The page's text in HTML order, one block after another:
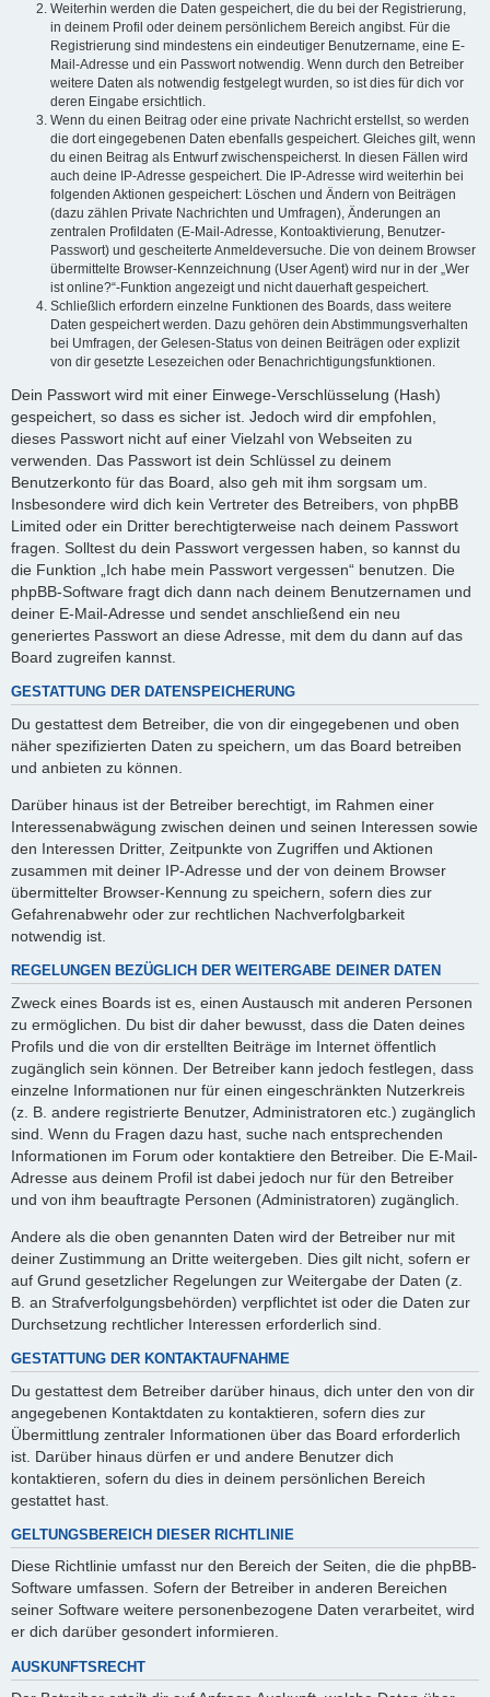
Weiterhin werden die Daten gespeichert, die du bei der Registrierung,
in deinem Profil oder deinem persönlichem Bereich angibst. Für die
Registrierung sind mindestens ein eindeutiger Benutzername, eine E-
Mail-Adresse und ein Passwort notwendig. Wenn durch den Betreiber
weitere Daten als notwendig festgelegt wurden, so ist dies für dich vor
deren Eingabe ersichtlich.
Wenn du einen Beitrag oder eine private Nachricht erstellst, so werden
die dort eingegebenen Daten ebenfalls gespeichert. Gleiches gilt, wenn
du einen Beitrag als Entwurf zwischenspeicherst. In diesen Fällen wird
auch deine IP-Adresse gespeichert. Die IP-Adresse wird weiterhin bei
folgenden Aktionen gespeichert: Löschen und Ändern von Beiträgen
(dazu zählen Private Nachrichten und Umfragen), Änderungen an
zentralen Profildaten (E-Mail-Adresse, Kontoaktivierung, Benutzer-
Passwort) und gescheiterte Anmeldeversuche. Die von deinem Browser
übermittelte Browser-Kennzeichnung (User Agent) wird nur in der „Wer
ist online?“-Funktion angezeigt und nicht dauerhaft gespeichert.
Schließlich erfordern einzelne Funktionen des Boards, dass weitere
Daten gespeichert werden. Dazu gehören dein Abstimmungsverhalten
bei Umfragen, der Gelesen-Status von deinen Beiträgen oder explizit
von dir gesetzte Lesezeichen oder Benachrichtigungsfunktionen.
Dein Passwort wird mit einer Einwege-Verschlüsselung (Hash)
gespeichert, so dass es sicher ist. Jedoch wird dir empfohlen,
dieses Passwort nicht auf einer Vielzahl von Webseiten zu
verwenden. Das Passwort ist dein Schlüssel zu deinem
Benutzerkonto für das Board, also geh mit ihm sorgsam um.
Insbesondere wird dich kein Vertreter des Betreibers, von phpBB
Limited oder ein Dritter berechtigterweise nach deinem Passwort
fragen. Solltest du dein Passwort vergessen haben, so kannst du
die Funktion „Ich habe mein Passwort vergessen“ benutzen. Die
phpBB-Software fragt dich dann nach deinem Benutzernamen und
deiner E-Mail-Adresse und sendet anschließend ein neu
generiertes Passwort an diese Adresse, mit dem du dann auf das
Board zugreifen kannst.
GESTATTUNG DER DATENSPEICHERUNG
Du gestattest dem Betreiber, die von dir eingegebenen und oben
näher spezifizierten Daten zu speichern, um das Board betreiben
und anbieten zu können.
Darüber hinaus ist der Betreiber berechtigt, im Rahmen einer
Interessenabwägung zwischen deinen und seinen Interessen sowie
den Interessen Dritter, Zeitpunkte von Zugriffen und Aktionen
zusammen mit deiner IP-Adresse und der von deinem Browser
übermittelter Browser-Kennung zu speichern, sofern dies zur
Gefahrenabwehr oder zur rechtlichen Nachverfolgbarkeit
notwendig ist.
REGELUNGEN BEZÜGLICH DER WEITERGABE DEINER DATEN
Zweck eines Boards ist es, einen Austausch mit anderen Personen
zu ermöglichen. Du bist dir daher bewusst, dass die Daten deines
Profils und die von dir erstellten Beiträge im Internet öffentlich
zugänglich sein können. Der Betreiber kann jedoch festlegen, dass
einzelne Informationen nur für einen eingeschränkten Nutzerkreis
(z. B. andere registrierte Benutzer, Administratoren etc.) zugänglich
sind. Wenn du Fragen dazu hast, suche nach entsprechenden
Informationen im Forum oder kontaktiere den Betreiber. Die E-Mail-
Adresse aus deinem Profil ist dabei jedoch nur für den Betreiber
und von ihm beauftragte Personen (Administratoren) zugänglich.
Andere als die oben genannten Daten wird der Betreiber nur mit
deiner Zustimmung an Dritte weitergeben. Dies gilt nicht, sofern er
auf Grund gesetzlicher Regelungen zur Weitergabe der Daten (z.
B. an Strafverfolgungsbehörden) verpflichtet ist oder die Daten zur
Durchsetzung rechtlicher Interessen erforderlich sind.
GESTATTUNG DER KONTAKTAUFNAHME
Du gestattest dem Betreiber darüber hinaus, dich unter den von dir
angegebenen Kontaktdaten zu kontaktieren, sofern dies zur
Übermittlung zentraler Informationen über das Board erforderlich
ist. Darüber hinaus dürfen er und andere Benutzer dich
kontaktieren, sofern du dies in deinem persönlichen Bereich
gestattet hast.
GELTUNGSBEREICH DIESER RICHTLINIE
Diese Richtlinie umfasst nur den Bereich der Seiten, die die phpBB-
Software umfassen. Sofern der Betreiber in anderen Bereichen
seiner Software weitere personenbezogene Daten verarbeitet, wird
er dich darüber gesondert informieren.
AUSKUNFTSRECHT